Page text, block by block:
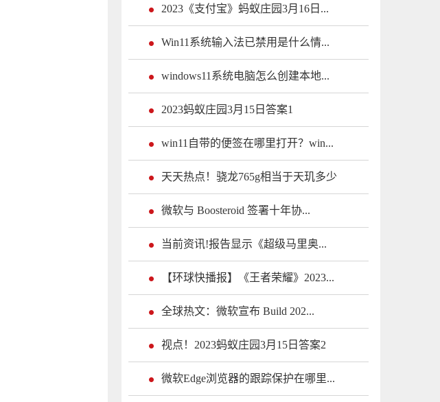
2023《支付宝》蚂蚁庄园3月16日...
Win11系统输入法已禁用是什么情...
windows11系统电脑怎么创建本地...
2023蚂蚁庄园3月15日答案1
win11自带的便签在哪里打开？win...
天天热点！骁龙765g相当于天玑多少
微软与 Boosteroid 签署十年协...
当前资讯!报告显示《超级马里奥...
【环球快播报】《王者荣耀》2023...
全球热文：微软宣布 Build 202...
视点！2023蚂蚁庄园3月15日答案2
微软Edge浏览器的跟踪保护在哪里...